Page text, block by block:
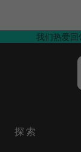
我们热爱回
探索